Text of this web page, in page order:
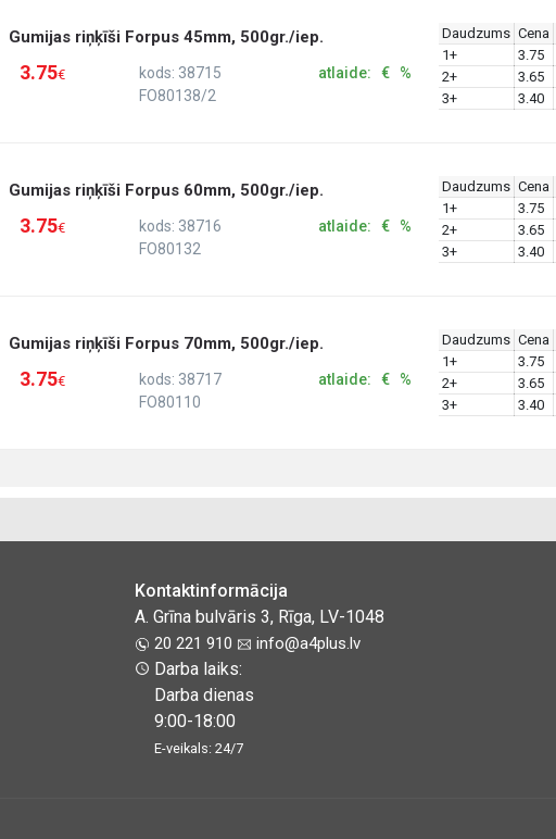
Gumijas riņķīši Forpus 45mm, 500gr./iep.
3.75€
kods: 38715
FO80138/2
atlaide: € %
Daudzums Cena
1+
3.75
2+
3.65
3+
3.40
Gumijas riņķīši Forpus 60mm, 500gr./iep.
3.75€
kods: 38716
FO80132
atlaide: € %
Daudzums Cena
1+
3.75
2+
3.65
3+
3.40
Gumijas riņķīši Forpus 70mm, 500gr./iep.
3.75€
kods: 38717
FO80110
atlaide: € %
Daudzums Cena
1+
3.75
2+
3.65
3+
3.40
Kontaktinformācija
A. Grīna bulvāris 3, Rīga, LV-1048
20 221 910 info@a4plus.lv
Darba laiks:
Darba dienas
9:00-18:00
E-veikals: 24/7